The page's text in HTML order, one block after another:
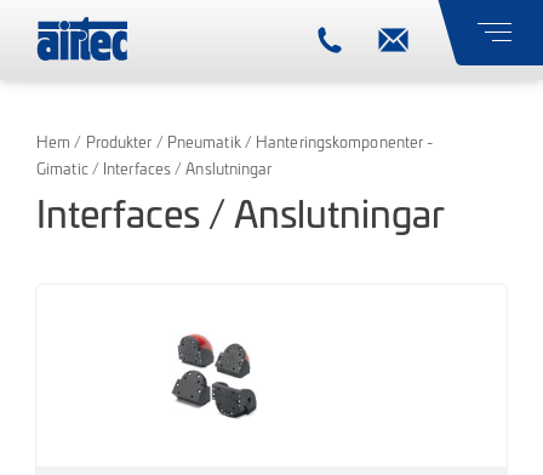
Hem / Produkter / Pneumatik/ Hanteringskomponenter -
Gimatic/ Interfaces / Anslutningar
Interfaces / Anslutningar